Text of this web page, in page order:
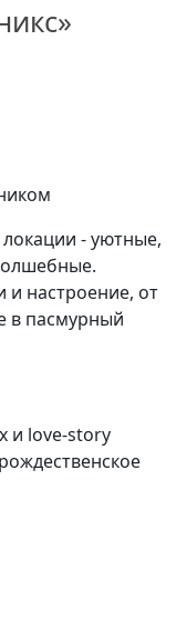
- уютные,
и настроение, от
в пасмурный
и love-story